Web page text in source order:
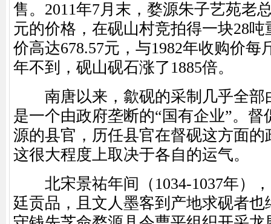
售。2011年7月末，婺源朱子艺苑老
元的价格，在砚山村竞拍得一块28
价高达678.57元，与1982年收购价每
年不到，砚山砚石涨了1885倍。
南唐以来，歙砚的采制几乎全部
是一个由政府垄断的“国有企业”。督
源的县官，历任县官在督砚这方面的
这很大程度上取决于各自的运气。
北宋景祐年间（1034-1037年）
廷贡品，且文人墨客到产地求砚者